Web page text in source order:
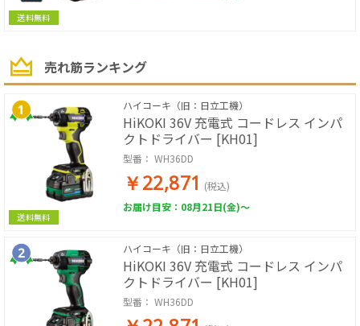
送料無料
売れ筋ランキング
送料無料
ハイコーキ（旧：日立工機）
HiKOKI 36V 充電式 コードレス インパ
クトドライバー [KH01]
型番： WH36DD
￥22,871 (税込)
お届け目安：08月21日(金)～
ハイコーキ（旧：日立工機）
HiKOKI 36V 充電式 コードレス インパ
クトドライバー [KH01]
型番： WH36DD